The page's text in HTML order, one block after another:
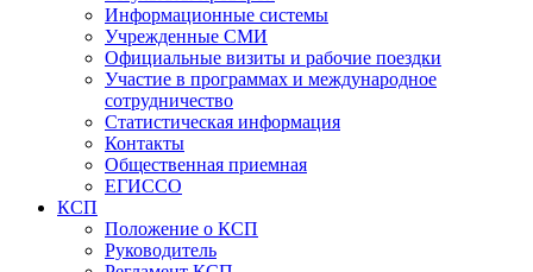
Информационные системы
Учрежденные СМИ
Официальные визиты и рабочие поездки
Участие в программах и международное
сотрудничество
Статистическая информация
Контакты
Общественная приемная
ЕГИССО
КСП
Положение о КСП
Руководитель